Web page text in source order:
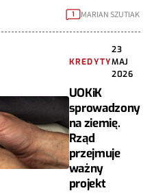
1 MARIAN SZUTIAK
KREDYTY
23
MAJ
2026
UOKiK
sprowadzony
na ziemię.
Rząd
przejmuje
ważny
projekt